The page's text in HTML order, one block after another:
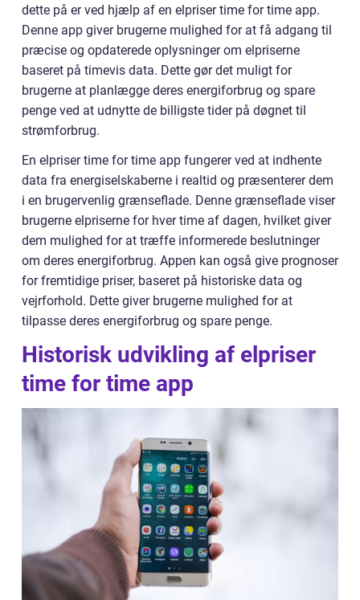
dette på er ved hjælp af en elpriser time for time app.
Denne app giver brugerne mulighed for at få adgang til
præcise og opdaterede oplysninger om elpriserne
baseret på timevis data. Dette gør det muligt for
brugerne at planlægge deres energiforbrug og spare
penge ved at udnytte de billigste tider på døgnet til
strømforbrug.
En elpriser time for time app fungerer ved at indhente
data fra energiselskaberne i realtid og præsenterer dem
i en brugervenlig grænseflade. Denne grænseflade viser
brugerne elpriserne for hver time af dagen, hvilket giver
dem mulighed for at træffe informerede beslutninger
om deres energiforbrug. Appen kan også give prognoser
for fremtidige priser, baseret på historiske data og
vejrforhold. Dette giver brugerne mulighed for at
tilpasse deres energiforbrug og spare penge.
Historisk udvikling af elpriser
time for time app